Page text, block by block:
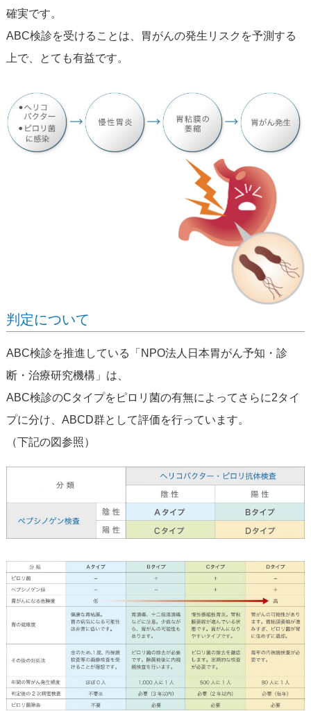
確実です。
ABC検診を受けることは、胃がんの発生リスクを予測する
上で、とても有益です。
判定について
ABC検診を推進している「NPO法人日本胃がん予知・診
断・治療研究機構」は、
ABC検診のCタイプをピロリ菌の有無によってさらに2タイ
プに分け、ABCD群として評価を行っています。
（下記の図参照）